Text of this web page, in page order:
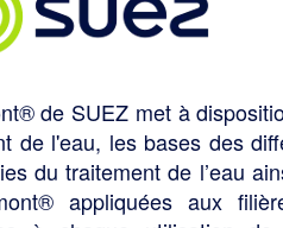
de SUEZ met à
de l'eau, les bases des
du traitement de l’eau
appliquées aux